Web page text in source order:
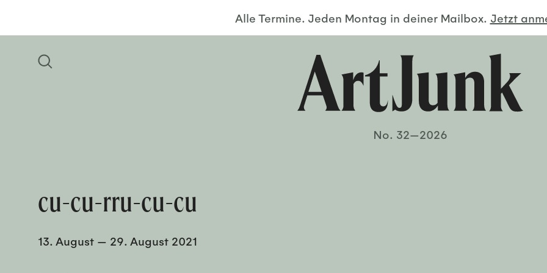
Alle Termine. Jeden Montag in deiner Mailbox. Jetzt
No. 32—2026
cu-cu-rru-cu-cu
13. August — 29. August 2021